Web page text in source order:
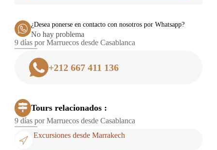
¿Desea ponerse en contacto con nosotros por Whatsapp?
No hay problema
9 días por Marruecos desde Casablanca
+212 667 411 136
Tours relacionados :
9 días por Marruecos desde Casablanca
Excursiones desde Marrakech